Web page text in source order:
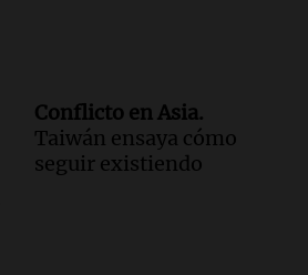
Conflicto en Asia.
Taiwán ensaya cómo
seguir existiendo